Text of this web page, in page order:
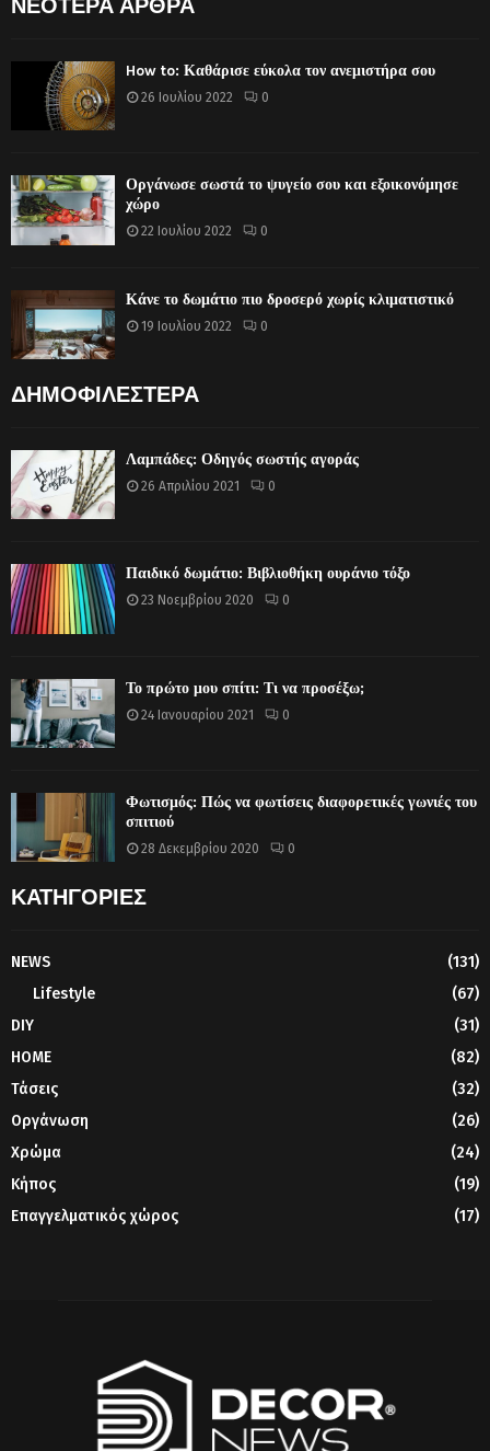
ΝΕΟΤΕΡΑ ΑΡΘΡΑ
How to: Καθάρισε εύκολα τον ανεμιστήρα σου
26 Ιουλίου 2022 0
Οργάνωσε σωστά το ψυγείο σου και εξοικονόμησε
χώρο
22 Ιουλίου 2022 0
Κάνε το δωμάτιο πιο δροσερό χωρίς κλιματιστικό
19 Ιουλίου 2022 0
ΔΗΜΟΦΙΛΕΣΤΕΡΑ
Λαμπάδες: Οδηγός σωστής αγοράς
26 Απριλίου 2021 0
Παιδικό δωμάτιο: Βιβλιοθήκη ουράνιο τόξο
23 Νοεμβρίου 2020 0
Το πρώτο μου σπίτι: Τι να προσέξω;
24 Ιανουαρίου 2021 0
Φωτισμός: Πώς να φωτίσεις διαφορετικές γωνιές του
σπιτιού
28 Δεκεμβρίου 2020 0
ΚΑΤΗΓΟΡΙΕΣ
NEWS
(131)
Lifestyle
(67)
DIY
(31)
HOME
(82)
Τάσεις
(32)
Οργάνωση
(26)
Χρώμα
(24)
Κήπος
(19)
Επαγγελματικός χώρος
(17)